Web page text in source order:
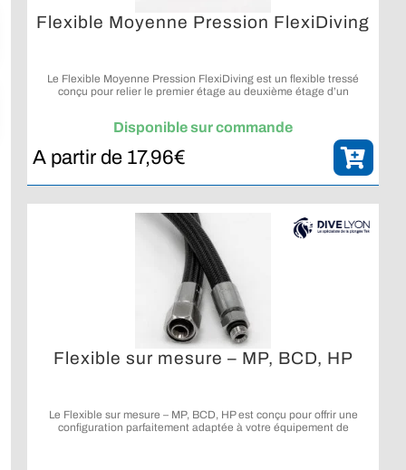
Flexible Moyenne Pression FlexiDiving
Le Flexible Moyenne Pression FlexiDiving est un flexible tressé
conçu pour relier le premier étage au deuxième étage d’un
Disponible sur commande
A partir de 17,96€
Flexible sur mesure – MP, BCD, HP
Le Flexible sur mesure – MP, BCD, HP est conçu pour offrir une
configuration parfaitement adaptée à votre équipement de